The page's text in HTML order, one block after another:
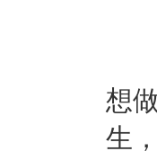
托
想
生